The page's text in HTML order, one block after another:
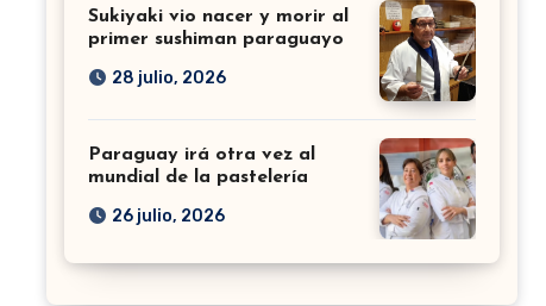
Sukiyaki vio nacer y morir al
primer sushiman paraguayo
28 julio, 2026
Paraguay irá otra vez al
mundial de la pastelería
26 julio, 2026